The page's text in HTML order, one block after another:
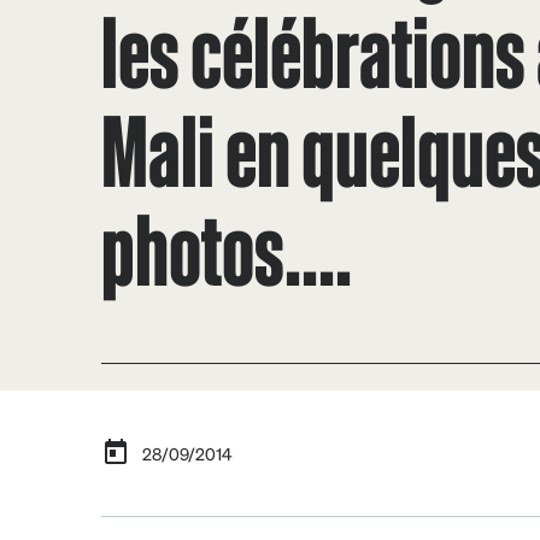
les
Mali en
photos....
28/09/2014